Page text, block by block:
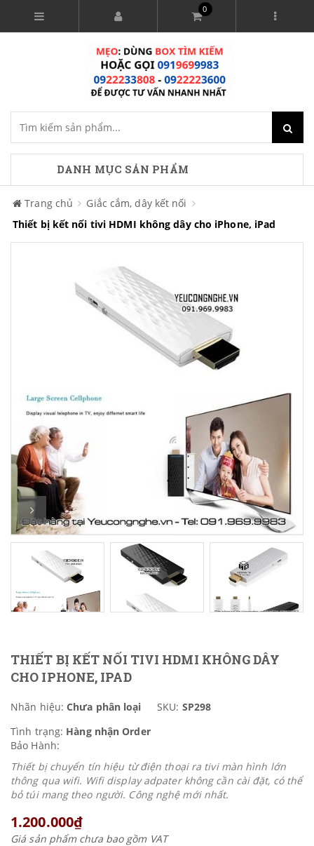
0
DANH MỤC SẢN PHẨM
Trang chủ
Giắc cắm, dây kết nối
Thiết bị kết nối tivi HDMI không dây cho iPhone, iPad
THIẾT BỊ KẾT NỐI TIVI HDMI KHÔNG DÂY
CHO IPHONE, IPAD
Nhãn hiệu: Chưa phân loại SKU: SP298
Tình trạng: Hàng nhận Order
Bảo Hành:
Thiết bị chuyển tín hiệu từ điện thoại ra tivi màn hình lớn
thông qua wifi. Wifi display adpater không cần cài đặt, có thể
bỏ túi mang theo người. Công nghệ mới nhất.
1.200.000₫
Giá sản phẩm chưa bao gồm VAT